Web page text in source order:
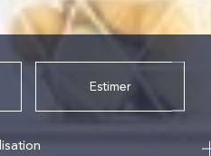
Estimer